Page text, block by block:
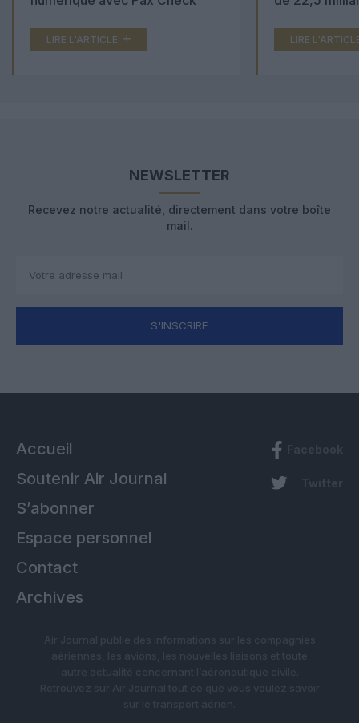
LIRE L'ARTICLE LIRE
NEWSLETTER
Recevez notre actualité, directement dans votre boîte
mail.
S'INSCRIRE
Accueil
Soutenir Air Journal
S’abonner
Espace personnel
Contact
Archives